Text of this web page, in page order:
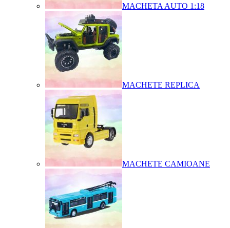
MACHETA AUTO 1:18
MACHETE REPLICA
MACHETE CAMIOANE